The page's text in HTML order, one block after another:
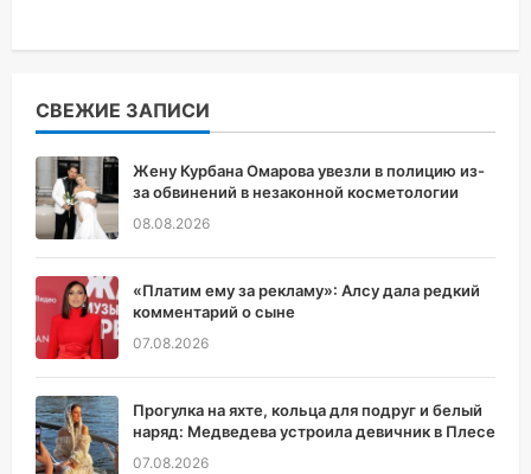
СВЕЖИЕ ЗАПИСИ
Жену Курбана Омарова увезли в полицию из-
за обвинений в незаконной косметологии
08.08.2026
«Платим ему за рекламу»: Алсу дала редкий
комментарий о сыне
07.08.2026
Прогулка на яхте, кольца для подруг и белый
наряд: Медведева устроила девичник в Плесе
07.08.2026